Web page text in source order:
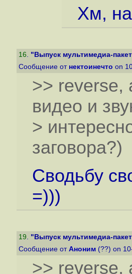
Хм,
16. "Выпуск мультимедиа-
Сообщение от нектоинечто on
>> reverse,
видео и
>
заговора?)
Сводьбу
=)))
19. "Выпуск мультимедиа-
Сообщение от Аноним (??) on
>> reverse,